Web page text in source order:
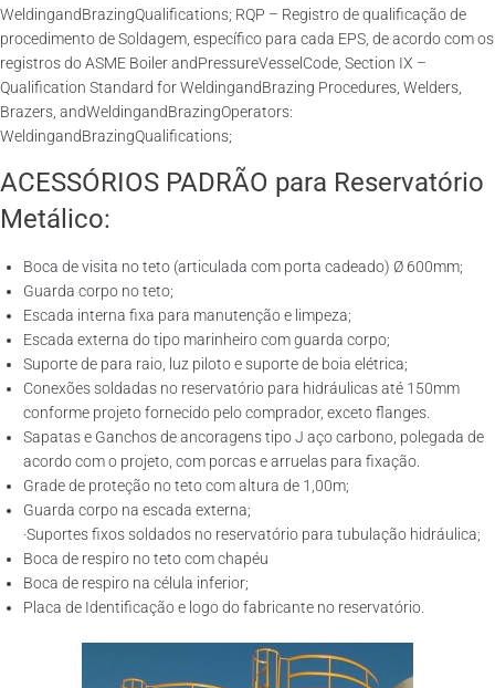
WeldingandBrazingQualifications; RQP – Registro de qualificação de
procedimento de Soldagem, específico para cada EPS, de acordo com os
registros do ASME Boiler andPressureVesselCode, Section IX –
Qualification Standard for WeldingandBrazing Procedures, Welders,
Brazers, andWeldingandBrazingOperators:
WeldingandBrazingQualifications;
ACESSÓRIOS PADRÃO para Reservatório
Metálico:
Boca de visita no teto (articulada com porta cadeado) Ø 600mm;
Guarda corpo no teto;
Escada interna fixa para manutenção e limpeza;
Escada externa do tipo marinheiro com guarda corpo;
Suporte de para raio, luz piloto e suporte de boia elétrica;
Conexões soldadas no reservatório para hidráulicas até 150mm
conforme projeto fornecido pelo comprador, exceto flanges.
Sapatas e Ganchos de ancoragens tipo J aço carbono, polegada de
acordo com o projeto, com porcas e arruelas para fixação.
Grade de proteção no teto com altura de 1,00m;
Guarda corpo na escada externa;
·Suportes fixos soldados no reservatório para tubulação hidráulica;
Boca de respiro no teto com chapéu
Boca de respiro na célula inferior;
Placa de Identificação e logo do fabricante no reservatório.